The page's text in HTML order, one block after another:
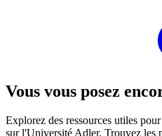
Vous vous posez
Explorez des ressources utiles
sur l'Université Adler. Trouvez les